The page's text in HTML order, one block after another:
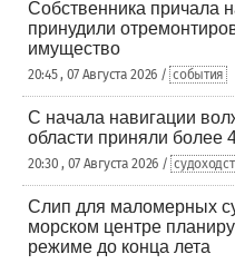
Собственника причала
принудили
имущество
20:45 , 07 Августа 2026 / события
С начала навигации
области приняли более
20:30 , 07 Августа 2026 /
Слип для маломерных
морском центре
режиме до конца лета